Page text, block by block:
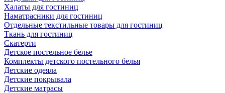
Халаты для гостиниц
Наматрасники для гостиниц
Отдельные текстильные товары для гостиниц
Ткань для гостиниц
Скатерти
Детское постельное белье
Комплекты детского постельного белья
Детские одеяла
Детские покрывала
Детские матрасы